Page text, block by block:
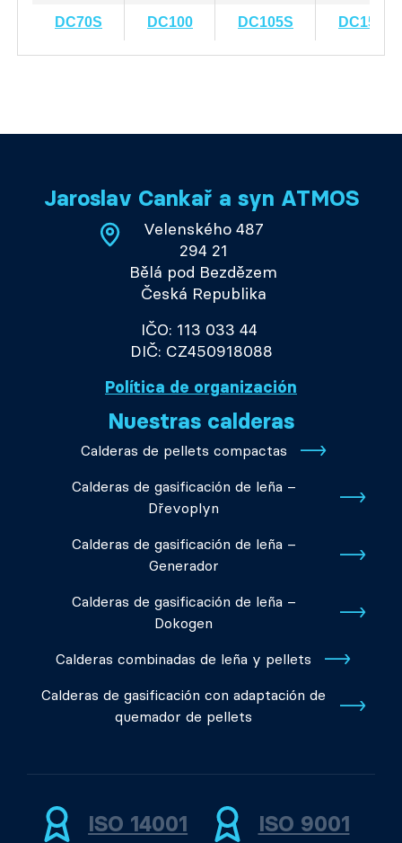
DC70S DC100 DC105S DC150S
Jaroslav Cankař a syn ATMOS
Velenského 487
294 21
Bělá pod Bezdězem
Česká Republika
IČO: 113 033 44
DIČ: CZ450918088
Política de organización
Nuestras calderas
Calderas de pellets compactas
Calderas de gasificación de leña –
Dřevoplyn
Calderas de gasificación de leña –
Generador
Calderas de gasificación de leña –
Dokogen
Calderas combinadas de leña y pellets
Calderas de gasificación con adaptación de
quemador de pellets
ISO 14001 ISO 9001